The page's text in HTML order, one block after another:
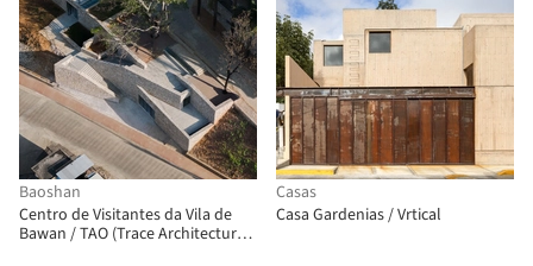
Baoshan
Centro de Visitantes da Vila de
Bawan / TAO (Trace Architecture
Casas
Casa Gardenias / Vrtical